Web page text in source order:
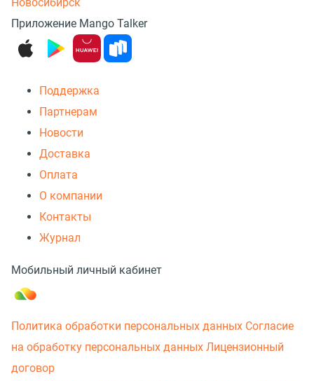
Приложение Mango Talker
Поддержка
Партнерам
Новости
Доставка
Оплата
О компании
Контакты
Журнал
Мобильный личный кабинет
Политика обработки персональных данных Согласие
на обработку персональных данных Лицензионный
договор